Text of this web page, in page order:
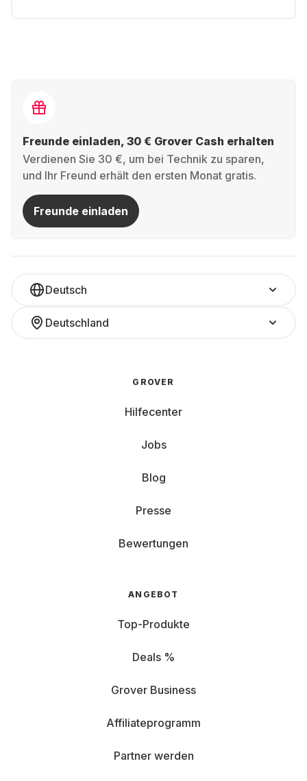
Freunde einladen, 30 € Grover Cash erhalten
Verdienen Sie 30 €, um bei Technik zu sparen,
und Ihr Freund erhält den ersten Monat gratis.
Freunde einladen
Deutsch
Deutschland
GROVER
Hilfecenter
Jobs
Blog
Presse
Bewertungen
ANGEBOT
Top-Produkte
Deals %
Grover Business
Affiliateprogramm
Partner werden